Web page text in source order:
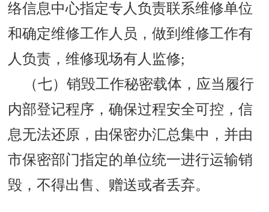
络信息中心指定专人负责联系维修单位
和确定维修工作人员，做到维修工作有
人负责，维修现场有人监修;
（七）销毁工作秘密载体，应当履行
内部登记程序，确保过程安全可控，信
息无法还原，由保密办汇总集中，并由
市保密部门指定的单位统一进行运输销
毁，不得出售、赠送或者丢弃。